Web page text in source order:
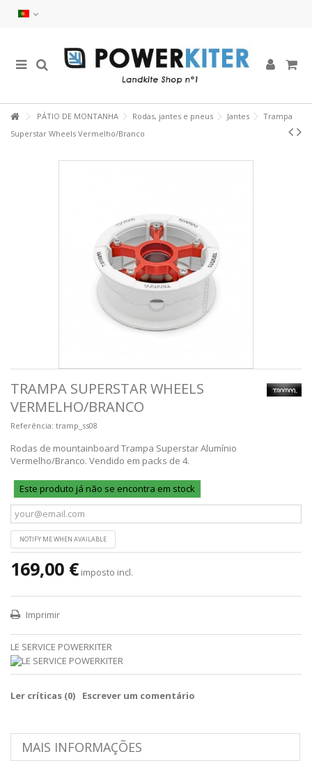
PÁTIO DE MONTANHA Rodas, jantes e pneus Jantes
Trampa
Superstar Wheels Vermelho/Branco
TRAMPA SUPERSTAR WHEELS
VERMELHO/BRANCO
Referência: tramp_ss08
Rodas de mountainboard Trampa Superstar Alumínio
Vermelho/Branco. Vendido em packs de 4.
Este produto já não se encontra em stock
NOTIFY ME WHEN AVAILABLE
169,00 € imposto incl.
Imprimir
LE SERVICE POWERKITER
Ler críticas (0) Escrever um comentário
MAIS INFORMAÇÕES